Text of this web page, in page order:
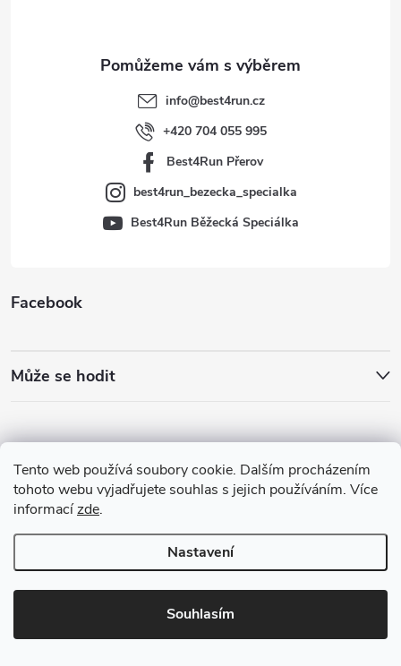
Tento web používá soubory cookie. Dalším procházením
tohoto webu vyjadřujete souhlas s jejich používáním. Více
informacízde.
Nastavení
Souhlasím
Facebook
Může se hodit
info@best4run.cz
+420 704 055 995
Best4Run Přerov
best4run_bezecka_specialka
Best4Run Běžecká Speciálka
Copyright 2026Best4Run Běžecká speciálka. Všechna práva vyhrazena.